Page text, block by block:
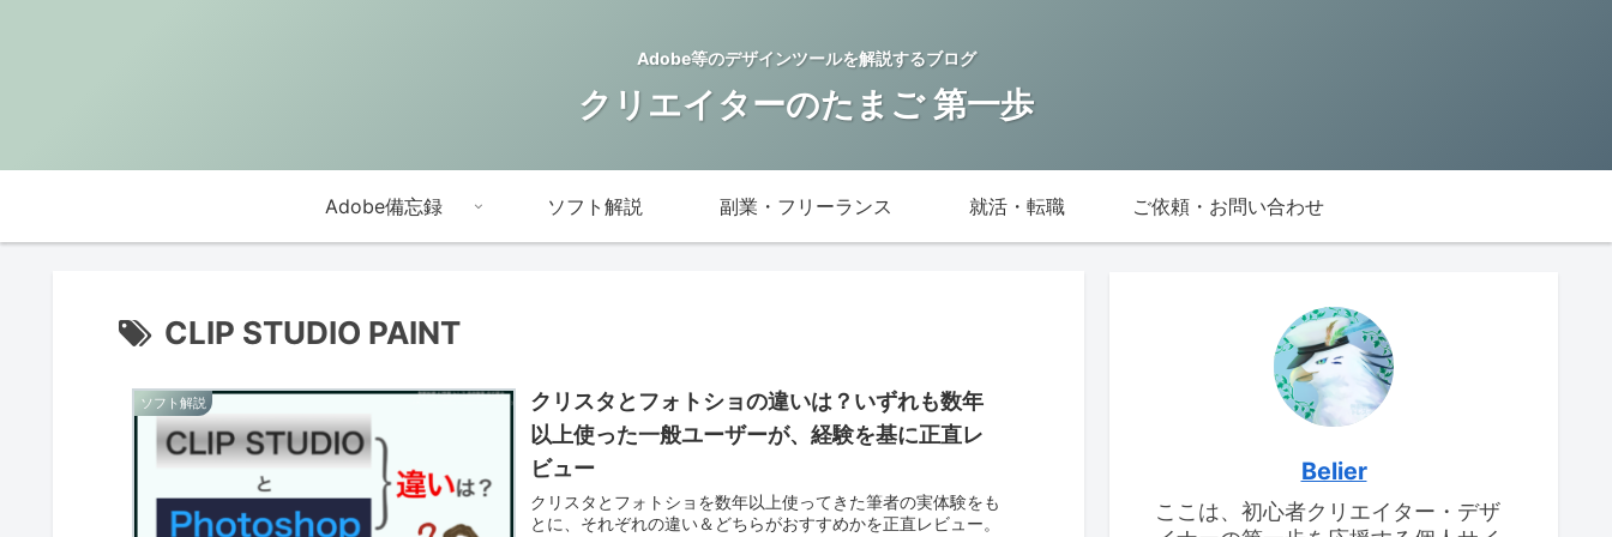
Adobe等のデザインツールを解説するブログ
クリエイターのたまご 第一歩
Adobe備忘録 ソフト解説 副業・フリーランス 就活・転職 ご依頼・お問い合わせ
CLIP STUDIO PAINT
ソフト解説
クリスタとフォトショの違いは？いずれも数年
以上使った一般ユーザーが、経験を基に正直レ
ビュー
クリスタとフォトショを数年以上使ってきた筆者の実体験をも
とに、それぞれの違い＆どちらがおすすめかを正直レビュー。
Belier
ここは、初心者クリエイター・デザ